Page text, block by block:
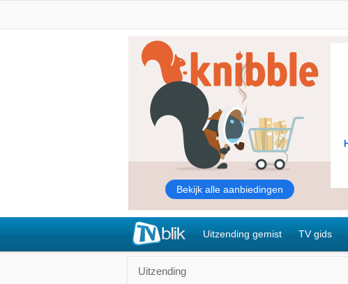
Uitzending gemist TV gids
Uitzending